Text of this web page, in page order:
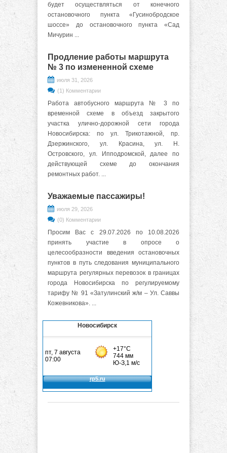
будет осуществляться от конечного
остановочного пункта «Гусинобродское
шоссе» до остановочного пункта «Сад
Мичурин ...
Продление работы маршрута
№ 3 по измененной схеме
июля 31, 2026
(1) Комментарии
Работа автобусного маршрута № 3 по
временной схеме в объезд закрытого
участка улично-дорожной сети города
Новосибирска: по ул. Трикотажной, пр.
Дзержинского, ул. Красина, ул. Н.
Островского, ул. Ипподромской, далее по
действующей схеме до окончания
ремонтных работ. ...
Уважаемые пассажиры!
июля 29, 2026
(0) Комментарии
Просим Вас с 29.07.2026 по 10.08.2026
принять участие в опросе о
целесообразности введения остановочных
пунктов в путь следования муниципального
маршрута регулярных перевозок в границах
города Новосибирска по регулируемому
тарифу № 91 «Затулинский ж/м – Ул. Саввы
Кожевникова». ...
Новосибирск